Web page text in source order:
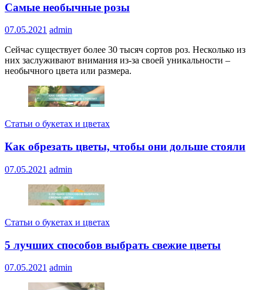
Самые необычные розы
07.05.2021 admin
Сейчас существует более 30 тысяч сортов роз. Несколько из
них заслуживают внимания из-за своей уникальности –
необычного цвета или размера.
Статьи о букетах и цветах
Как обрезать цветы, чтобы они дольше стояли
07.05.2021 admin
Статьи о букетах и цветах
5 лучших способов выбрать свежие цветы
07.05.2021 admin